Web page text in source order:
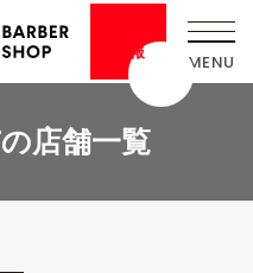
情報
店舗一覧